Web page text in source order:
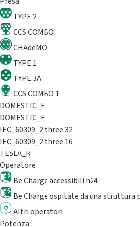
TYPE 2
CCS COMBO
CHAdeMO
TYPE 1
TYPE 3A
CCS COMBO 1
DOMESTIC_E
DOMESTIC_F
IEC_60309_2 three 32
IEC_60309_2 three 16
TESLA_R
Operatore
Be Charge accessibili h24
Be Charge ospitate da una struttura
Altri operatori
Potenza